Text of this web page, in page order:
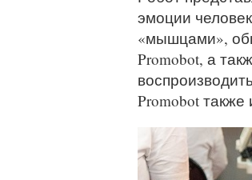
эмоции
«мышцами»,
Promobot, а
Promobot